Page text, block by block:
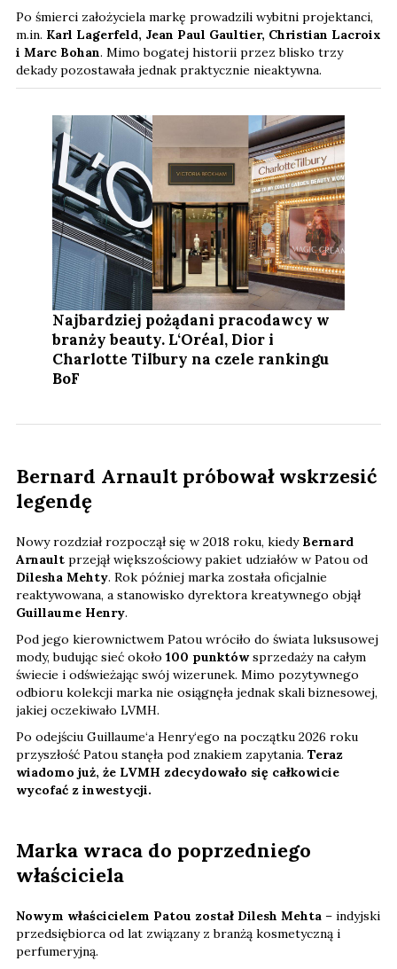
Po śmierci założyciela markę prowadzili wybitni projektanci,
m.in. Karl Lagerfeld, Jean Paul Gaultier, Christian Lacroix
i Marc Bohan. Mimo bogatej historii przez blisko trzy
dekady pozostawała jednak praktycznie nieaktywna.
Najbardziej pożądani pracodawcy w
branży beauty. L‘Oréal, Dior i
Charlotte Tilbury na czele rankingu
BoF
Bernard Arnault próbował wskrzesić
legendę
Nowy rozdział rozpoczął się w 2018 roku, kiedy Bernard
Arnault przejął większościowy pakiet udziałów w Patou od
Dilesha Mehty. Rok później marka została oficjalnie
reaktywowana, a stanowisko dyrektora kreatywnego objął
Guillaume Henry.
Pod jego kierownictwem Patou wróciło do świata luksusowej
mody, budując sieć około 100 punktówsprzedaży na całym
świecie i odświeżając swój wizerunek. Mimo pozytywnego
odbioru kolekcji marka nie osiągnęła jednak skali biznesowej,
jakiej oczekiwało LVMH.
Po odejściu Guillaume‘a Henry‘ego na początku 2026 roku
przyszłość Patou stanęła pod znakiem zapytania. Teraz
wiadomo już, że LVMH zdecydowało się całkowicie
wycofać z inwestycji.
Marka wraca do poprzedniego
właściciela
Nowym właścicielem Patou został Dilesh Mehta – indyjski
przedsiębiorca od lat związany z branżą kosmetyczną i
perfumeryjną.